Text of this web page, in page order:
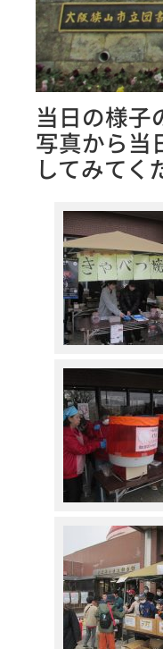
当日の様子
写真から当
してみてく